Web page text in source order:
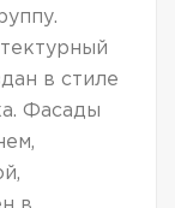
в стиле
Фасады